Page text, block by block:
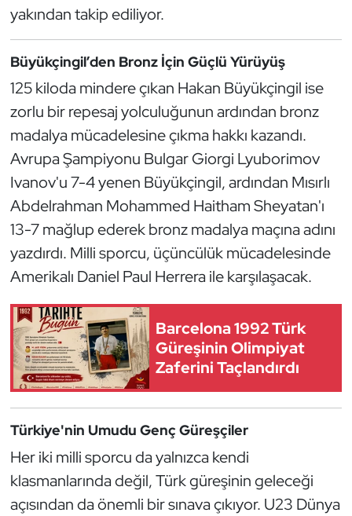
yakından takip ediliyor.
Büyükçingil’den Bronz İçin Güçlü Yürüyüş
125 kiloda mindere çıkan Hakan Büyükçingil ise
zorlu bir repesaj yolculuğunun ardından bronz
madalya mücadelesine çıkma hakkı kazandı.
Avrupa Şampiyonu Bulgar Giorgi Lyuborimov
Ivanov'u 7-4 yenen Büyükçingil, ardından Mısırlı
Abdelrahman Mohammed Haitham Sheyatan'ı
13-7 mağlup ederek bronz madalya maçına adını
yazdırdı. Milli sporcu, üçüncülük mücadelesinde
Amerikalı Daniel Paul Herrera ile karşılaşacak.
Barcelona 1992 Türk
Güreşinin Olimpiyat
Zaferini Taçlandırdı
Türkiye'nin Umudu Genç Güreşçiler
Her iki milli sporcu da yalnızca kendi
klasmanlarında değil, Türk güreşinin geleceği
açısından da önemli bir sınava çıkıyor. U23 Dünya
Kano ve Rafting
Karate
Kayak
Kempo
Kick Boks
Kürek
Masa Tenisi
Motor Sporları
Muay Thai
Optimist
Oryantiring